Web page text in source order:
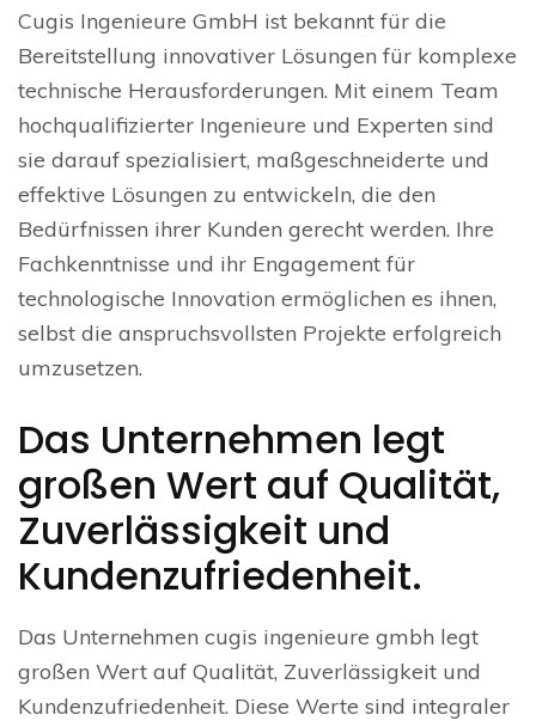
Cugis Ingenieure GmbH ist bekannt für die
Bereitstellung innovativer Lösungen für komplexe
technische Herausforderungen. Mit einem Team
hochqualifizierter Ingenieure und Experten sind
sie darauf spezialisiert, maßgeschneiderte und
effektive Lösungen zu entwickeln, die den
Bedürfnissen ihrer Kunden gerecht werden. Ihre
Fachkenntnisse und ihr Engagement für
technologische Innovation ermöglichen es ihnen,
selbst die anspruchsvollsten Projekte erfolgreich
umzusetzen.
Das Unternehmen legt
großen Wert auf Qualität,
Zuverlässigkeit und
Kundenzufriedenheit.
Das Unternehmen cugis ingenieure gmbh legt
großen Wert auf Qualität, Zuverlässigkeit und
Kundenzufriedenheit. Diese Werte sind integraler